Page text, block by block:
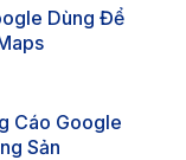
Dùng Để
Cáo Google
Sản